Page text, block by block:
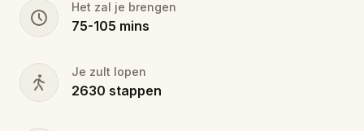
Het zal je brengen
75-105 mins
Je zult lopen
2630 stappen